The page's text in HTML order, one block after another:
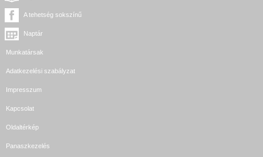
A tehetség sokszínű
Naptár
Munkatársak
Adatkezelési szabályzat
Impresszum
Kapcsolat
Oldaltérkép
Panaszkezelés